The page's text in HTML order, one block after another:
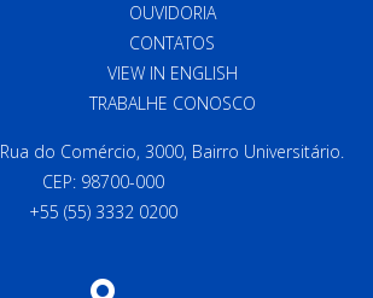
OUVIDORIA
CONTATOS
VIEW IN ENGLISH
TRABALHE CONOSCO
Rua do Comércio, 3000, Bairro Universitário.
CEP: 98700-000
+55 (55) 3332 0200